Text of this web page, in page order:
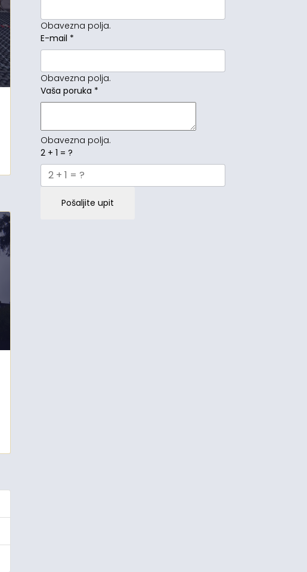
Obavezna polja.
E-mail *
Obavezna polja.
Vaša poruka *
Obavezna polja.
2 + 1 = ?
Pošaljite upit